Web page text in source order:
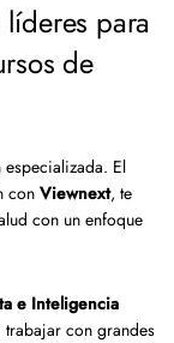
líderes para
de
El
con Viewnext, te
con un enfoque
e Inteligencia
con grandes